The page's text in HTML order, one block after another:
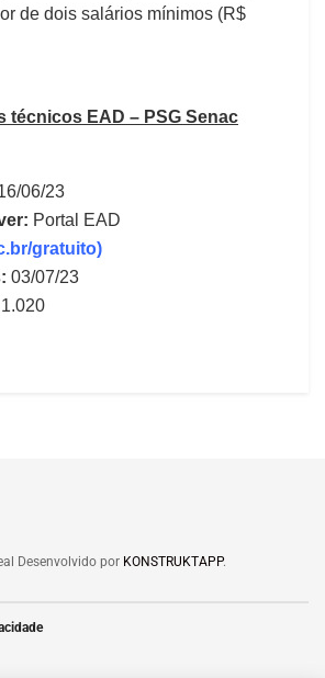
de dois salários mínimos (R$
técnicos EAD – PSG Senac
06/23
Portal EAD
gratuito)
03/07/23
Desenvolvido por KONSTRUKTAPP.